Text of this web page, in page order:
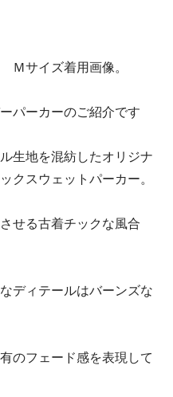
Ｍサイズ着用画像。
パーカーのご紹介です
生地を混紡したオリジナ
クスウェットパーカー。
せる古着チックな風合
ディテールはバーンズな
のフェード感を表現して